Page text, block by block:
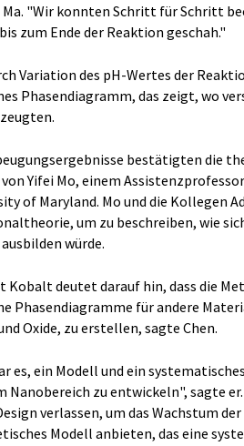
"Wir konnten Schritt für Schritt
zum Ende der Reaktion geschah."
Variation des pH-Wertes der
Phasendiagramm, das zeigt, wo
bestätigten die
Yifei Mo, einem
of Maryland. Mo und die Kollegen
um zu beschreiben, wie
würde.
Kobalt deutet darauf hin, dass die
Phasendiagramme für andere
Oxide, zu erstellen, sagte Chen.
es, ein Modell und ein
Nanobereich zu entwickeln", sagte
verlassen, um das Wachstum
Modell anbieten, das eine